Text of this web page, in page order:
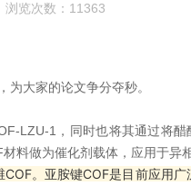
览次数：11363
大家的论文争分夺秒。
LZU-1，同时也将其通过将
料做为催化剂载体，应用于异
。亚胺键COF是目前应用